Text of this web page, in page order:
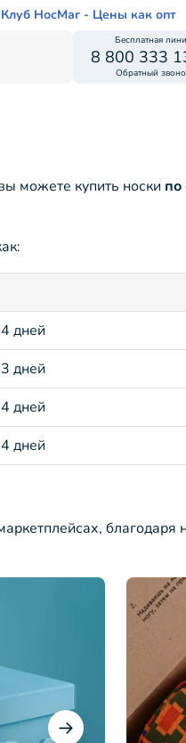
Клуб НосМаг - Цены как опт
Бесплатная
8 800 333
Обратный
можете купить носки по
дней
дней
дней
дней